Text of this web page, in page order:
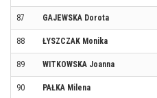
87 GAJEWSKA Dorota
88 ŁYSZCZAK Monika
89 WITKOWSKA Joanna
90 PAŁKA Milena